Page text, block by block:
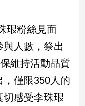
珢粉絲見面
人數，祭出
維持活動品質
，僅限350人的
切感受李珠珢